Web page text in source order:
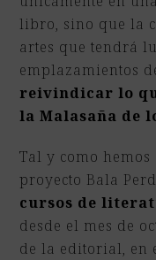
libro, sino que la
artes que tendrá
emplazamientos
reivindicar lo
la Malasaña de
Tal y como
proyecto Bala
cursos de
desde el mes de
de la editorial, en